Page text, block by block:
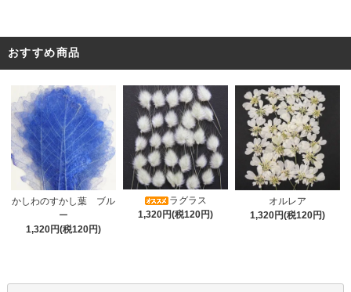
おすすめ商品
かしわのすかし葉 ブル
ー
1,320円(税120円)
ラグラス
1,320円(税120円)
オルレア
1,320円(税120円)